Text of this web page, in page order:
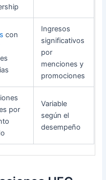
con
Ingresos
significativos
por
menciones y
promociones
por
Variable
según el
desempeño